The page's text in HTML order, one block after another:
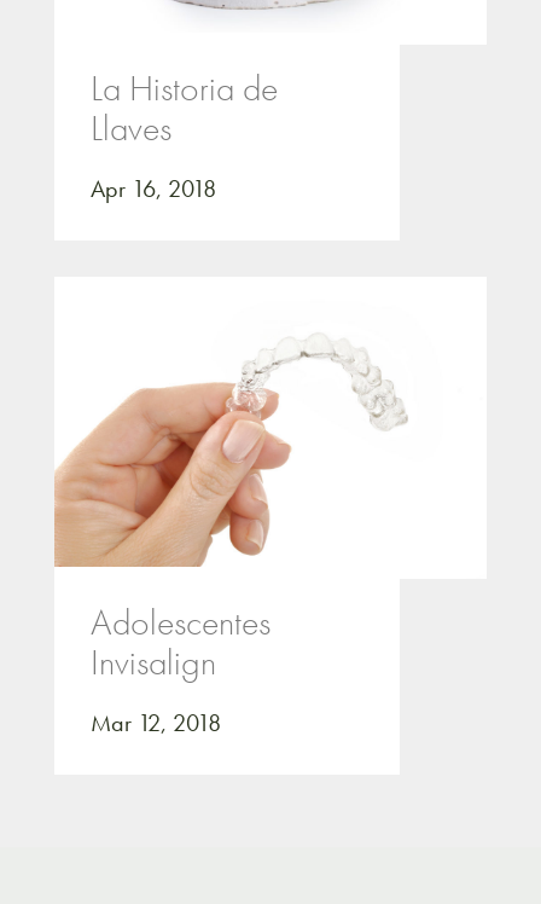
La Historia de
Llaves
Apr 16, 2018
Adolescentes
Invisalign
Mar 12, 2018